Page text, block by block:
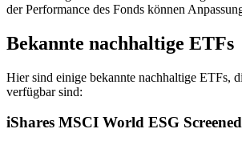
der Performance des Fonds können
Bekannte nachhaltige ETFs
Hier sind einige bekannte nachhaltige ETFs,
verfügbar sind:
iShares MSCI World ESG